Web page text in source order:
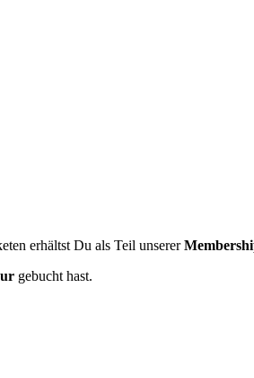
erhältst Du als Teil unserer
gebucht hast.